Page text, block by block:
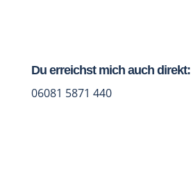
Du erreichst mich auch direkt:
06081 5871 440